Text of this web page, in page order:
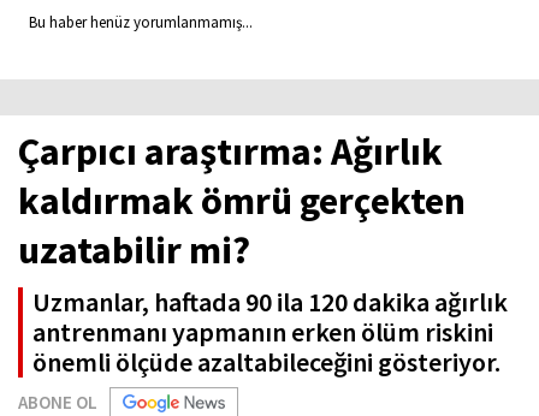
Bu haber henüz yorumlanmamış...
Çarpıcı araştırma: Ağırlık
kaldırmak ömrü gerçekten
uzatabilir mi?
Uzmanlar, haftada 90 ila 120 dakika ağırlık
antrenmanı yapmanın erken ölüm riskini
önemli ölçüde azaltabileceğini gösteriyor.
ABONE OL